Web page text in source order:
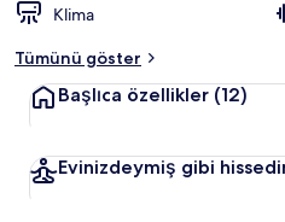
Klima
Tümünü göster
Başlıca özellikler (12)
Evinizdeymiş gibi